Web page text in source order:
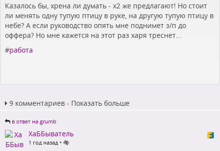
Казалось бы, хрена ли думать - x2 же предлагают! Но стоит
ли менять одну тупую птицу в руке, на другую тупую птицу в
небе? А если руководство опять мне поднимет з/п до
оффера? Но мне кажется на этот раз харя треснет...
#работа
9 комментариев - Показать больше
в ответ на grumb
ХаББыватель
1 год назад •